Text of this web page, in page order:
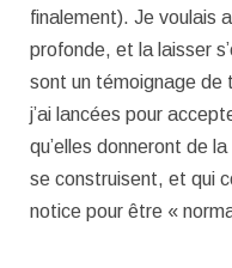
finalement). Je voulais
profonde, et la laisser
sont un témoignage de
j’ai lancées pour
qu’elles donneront de
se construisent, et qui
notice pour être «